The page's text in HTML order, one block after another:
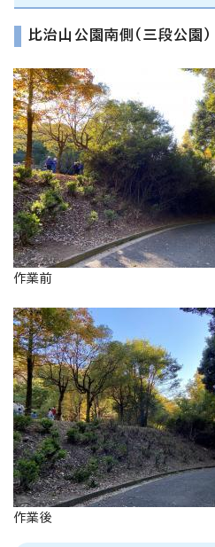
比治山公園南側（三段公園）
作業前
作業後